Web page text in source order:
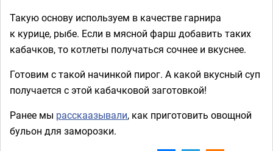
Такую основу используем в качестве гарнира
к курице, рыбе. Если в мясной фарш добавить таких
кабачков, то котлеты получаться сочнее и вкуснее.
Готовим с такой начинкой пирог. А какой вкусный суп
получается с этой кабачковой заготовкой!
Ранее мы расскаазывали, как приготовить овощной
бульон для заморозки.